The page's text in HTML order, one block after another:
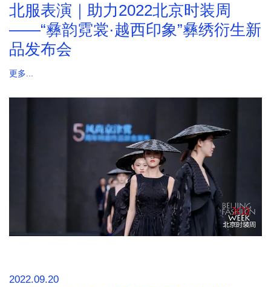
北服表演｜助力2022北京时装周
——“彝韵霓裳·越西印象”彝绣衍生新
品发布会
更多...
2022.09.20